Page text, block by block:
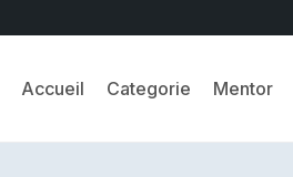
Accueil Categorie Mentor